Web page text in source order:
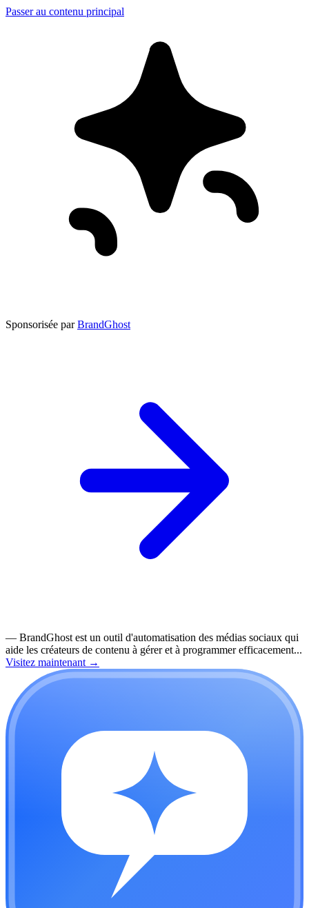
Passer au contenu principal
Sponsorisée par BrandGhost
— BrandGhost est un outil d'automatisation des médias sociaux qui
aide les créateurs de contenu à gérer et à programmer efficacement...
Visitez maintenant →